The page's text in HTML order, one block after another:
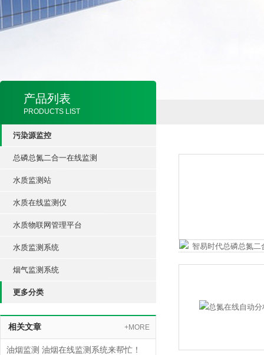
产品列表
PRODUCTS LIST
污染源监控
总磷总氮二合一在线监测
水质监测站
水质在线监测仪
水质物联网管理平台
水质监测系统
烟气监测系统
更多分类
相关文章 +MORE
油烟监测 油烟在线监测系统来帮忙！